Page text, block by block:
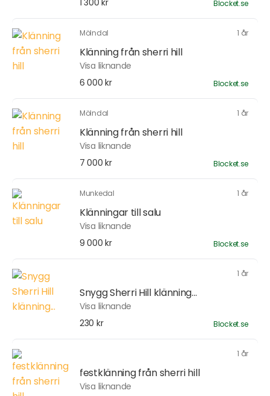
1 300 kr
Blocket.se
Mölndal 1 år
Klänning från sherri hill
Visa liknande
6 000 kr
Blocket.se
Mölndal 1 år
Klänning från sherri hill
Visa liknande
7 000 kr
Blocket.se
Munkedal 1 år
Klänningar till salu
Visa liknande
9 000 kr
Blocket.se
1 år
Snygg Sherri Hill klänning...
Visa liknande
230 kr
Blocket.se
1 år
festklänning från sherri hill
Visa liknande